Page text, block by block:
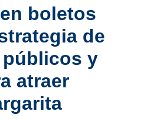
boletos
de
y
atraer